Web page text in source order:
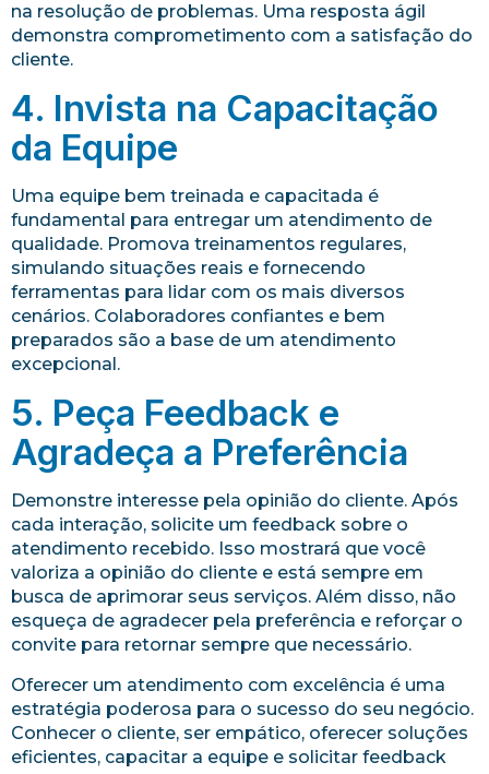
na resolução de problemas. Uma resposta ágil
demonstra comprometimento com a satisfação do
cliente.
4. Invista na Capacitação
da Equipe
Uma equipe bem treinada e capacitada é
fundamental para entregar um atendimento de
qualidade. Promova treinamentos regulares,
simulando situações reais e fornecendo
ferramentas para lidar com os mais diversos
cenários. Colaboradores confiantes e bem
preparados são a base de um atendimento
excepcional.
5. Peça Feedback e
Agradeça a Preferência
Demonstre interesse pela opinião do cliente. Após
cada interação, solicite um feedback sobre o
atendimento recebido. Isso mostrará que você
valoriza a opinião do cliente e está sempre em
busca de aprimorar seus serviços. Além disso, não
esqueça de agradecer pela preferência e reforçar o
convite para retornar sempre que necessário.
Oferecer um atendimento com excelência é uma
estratégia poderosa para o sucesso do seu negócio.
Conhecer o cliente, ser empático, oferecer soluções
eficientes, capacitar a equipe e solicitar feedback